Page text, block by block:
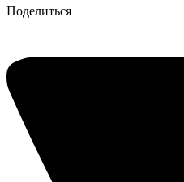
Поделиться